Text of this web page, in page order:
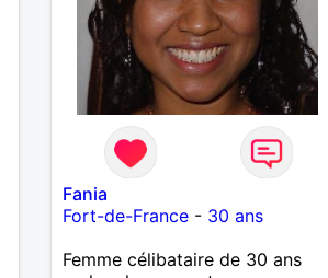
Fania
Fort-de-France- 30 ans
Femme célibataire de 30 ans